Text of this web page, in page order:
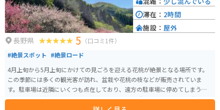
長野県 5 （口コミ1件）
#絶景スポット #絶景ロード
4月上旬から5月上旬にかけての見ごろを迎える花桃が絶景となる場所です。
この季節には多くの観光客が訪れ、盆栽や花桃の枝などが販売されていま
す。駐車場は近隣にいくつも点在しており、遠方の駐車場に停めてしまうと
結構な距離を歩く必要があります。 バイクで走る際にも立ち寄って、春の美
滞在： 2時間
施設： 屋外